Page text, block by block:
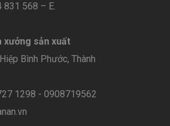
831 568 – E.
xưởng sản xuất
Bình Phước, Thành
1298 - 0908719562